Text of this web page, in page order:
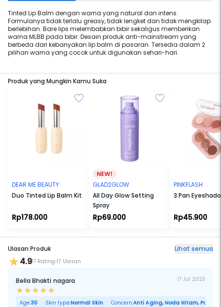
Tinted Lip Balm dengan warna yang natural dan intens.
Formulanya tidak terlalu greasy, tidak lengket dan tidak mengkilap
berlebihan. Bare lips melembabkan bibir sekaligus memberikan
warna MLBB pada bibir. Desain produk anti-mainstream yang
berbeda dari kebanyakan lip balm di pasaran. Tersedia dalam 2
pilihan warna yang cocok untuk digunakan sehari-hari.
Produk yang Mungkin Kamu Suka
DEAR ME BEAUTY
Duo Tinted Lip Balm Kit
Rp178.000
GLAD2GLOW
All Day Glow Setting
Spray
Rp69.000
PINKFLASH
3 Pan
Rp45.900
Ulasan Produk Lihat semua
4.917 Rating 17 Ulasan
Bella Bhakti nagara 17 Jul 2023
Age:30 Skin type:Normal Skin Concern:Anti Aging, Noda Hitam, Pori